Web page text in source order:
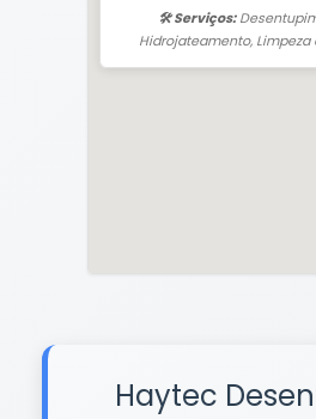
🛠️ Serviços:
Hidrojateamento, Limpeza
Haytec